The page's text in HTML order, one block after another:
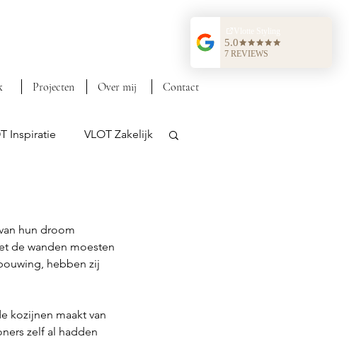
Projecten Over mij Contact
Inspiratie VLOT Zakelijk
hun droom
de wanden moesten
hebben zij
kozijnen maakt van
zelf al hadden